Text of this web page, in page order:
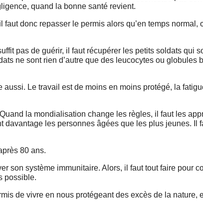
quand la bonne santé revient.
donc repasser le permis alors qu’en temps normal,
pas de guérir, il faut récupérer les petits soldats qui
ne sont rien d’autre que des leucocytes ou globules
aussi. Le travail est de moins en moins protégé, la
la mondialisation change les règles, il faut les
davantage les personnes âgées que les plus jeunes. Il
80 ans.
son système immunitaire. Alors, il faut tout faire pour
possible.
de vivre en nous protégeant des excès de la nature,